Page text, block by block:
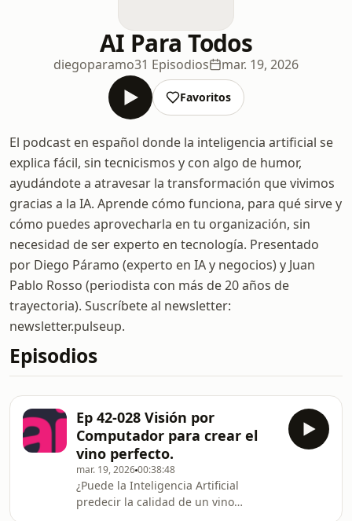
AI Para Todos
diegoparamo31 Episodios mar. 19, 2026
Favoritos
El podcast en español donde la inteligencia artificial se
explica fácil, sin tecnicismos y con algo de humor,
ayudándote a atravesar la transformación que vivimos
gracias a la IA. Aprende cómo funciona, para qué sirve y
cómo puedes aprovecharla en tu organización, sin
necesidad de ser experto en tecnología. Presentado
por Diego Páramo (experto en IA y negocios) y Juan
Pablo Rosso (periodista con más de 20 años de
trayectoria). Suscríbete al newsletter:
newsletter.pulseup.
Episodios
Ep 42-028 Visión por
Computador para crear el
vino perfecto.
mar. 19, 202600:38:48
¿Puede la Inteligencia Artificial
predecir la calidad de un vino